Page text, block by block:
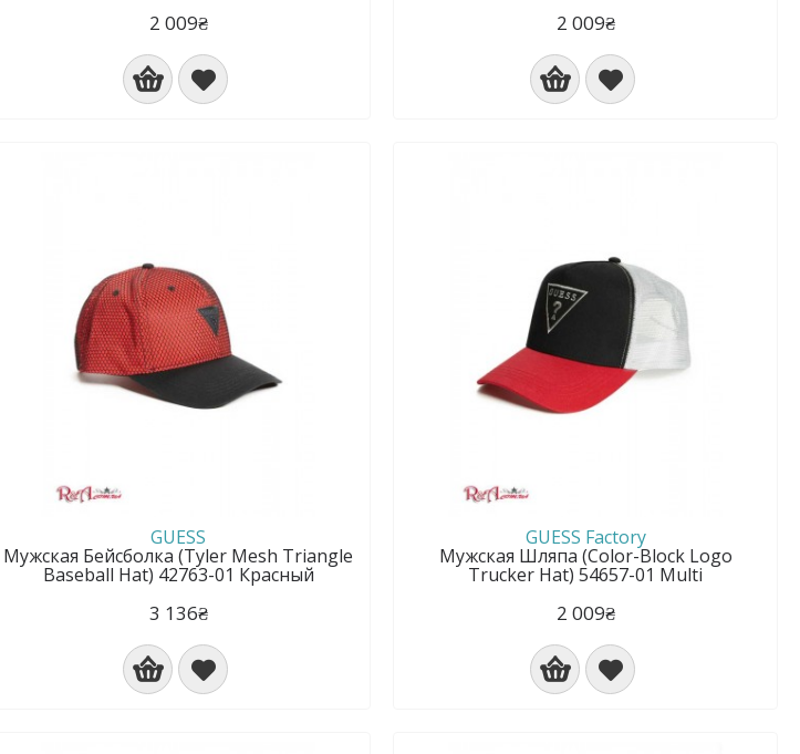
2 009₴ 2 009₴
GUESS
Мужская Бейсболка (Tyler Mesh Triangle
Baseball Hat) 42763-01 Красный
3 136₴
GUESS Factory
Мужская Шляпа (Color-Block Logo
Trucker Hat) 54657-01 Multi
2 009₴